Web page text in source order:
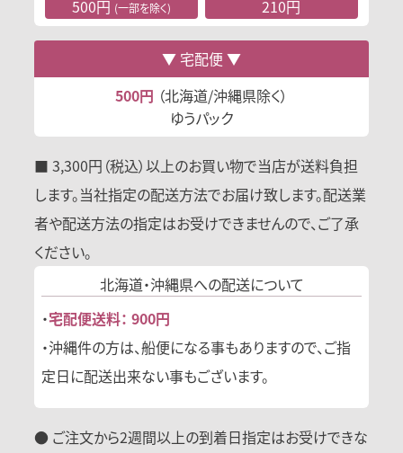
500円 (一部を除く) 210円
宅配便
500円 （北海道/沖縄県除く）
ゆうパック
■ 3,300円（税込）以上のお買い物で当店が送料負担
します。当社指定の配送方法でお届け致します。配送業
者や配送方法の指定はお受けできませんので、ご了承
ください。
北海道・沖縄県への配送について
・宅配便送料： 900円
・沖縄件の方は、船便になる事もありますので、ご指
定日に配送出来ない事もございます。
● ご注文から2週間以上の到着日指定はお受けできな